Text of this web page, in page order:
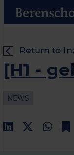
Return to
[H1 -
NEWS